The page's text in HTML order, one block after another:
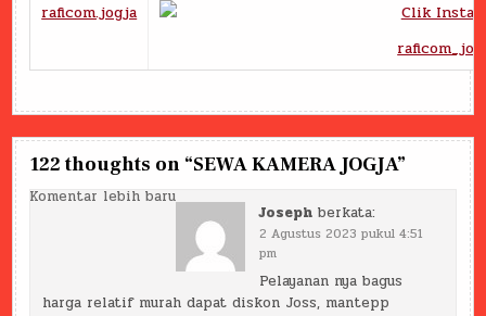
raficom.jogja
122 thoughts on “SEWA KAMERA JOGJA”
Navigasi
Komentar lebih baru
Joseph berkata:
2 Agustus 2023 pukul 4:51
pm
Pelayanan nya bagus
harga relatif murah dapat diskon Joss, mantepp